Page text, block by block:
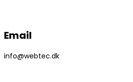
Email
info@webtec.dk